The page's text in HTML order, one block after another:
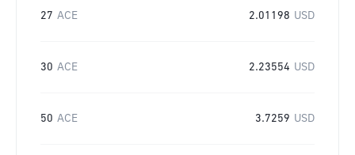
27 ACE 2.01198 USD
30 ACE 2.23554 USD
50 ACE 3.7259 USD